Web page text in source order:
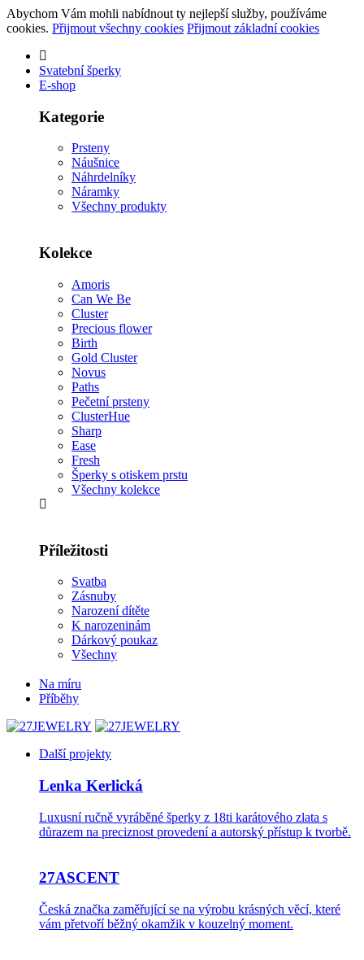
Abychom Vám mohli nabídnout ty nejlepší služby, používáme
cookies. Přijmout všechny cookies Přijmout základní cookies
Svatební šperky
E-shop
Kategorie
Prsteny
Náušnice
Náhrdelníky
Náramky
Všechny produkty
Kolekce
Amoris
Can We Be
Cluster
Precious flower
Birth
Gold Cluster
Novus
Paths
Pečetní prsteny
ClusterHue
Sharp
Ease
Fresh
Šperky s otiskem prstu
Všechny kolekce
Příležitosti
Svatba
Zásnuby
Narození dítěte
K narozeninám
Dárkový poukaz
Všechny
Na míru
Příběhy
Další projekty
Lenka Kerlická
Luxusní ručně vyráběné šperky z 18ti karátového zlata s
důrazem na preciznost provedení a autorský přístup k tvorbě.
27ASCENT
Česká značka zaměřující se na výrobu krásných věcí, které
vám přetvoří běžný okamžik v kouzelný moment.